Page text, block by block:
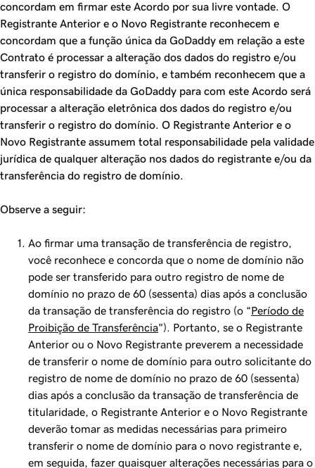
concordam em firmar este Acordo por sua livre vontade. O
Registrante Anterior e o Novo Registrante reconhecem e
concordam que a função única da GoDaddy em relação a este
Contrato é processar a alteração dos dados do registro e/ou
transferir o registro do domínio, e também reconhecem que a
única responsabilidade da GoDaddy para com este Acordo será
processar a alteração eletrônica dos dados do registro e/ou
transferir o registro do domínio. O Registrante Anterior e o
Novo Registrante assumem total responsabilidade pela validade
jurídica de qualquer alteração nos dados do registrante e/ou da
transferência do registro de domínio.
Observe a seguir:
Ao firmar uma transação de transferência de registro,
você reconhece e concorda que o nome de domínio não
pode ser transferido para outro registro de nome de
domínio no prazo de 60 (sessenta) dias após a conclusão
da transação de transferência do registro (o “Período de
Proibição de Transferência"). Portanto, se o Registrante
Anterior ou o Novo Registrante preverem a necessidade
de transferir o nome de domínio para outro solicitante do
registro de nome de domínio no prazo de 60 (sessenta)
dias após a conclusão da transação de transferência de
titularidade, o Registrante Anterior e o Novo Registrante
deverão tomar as medidas necessárias para primeiro
transferir o nome de domínio para o novo registrante e,
em seguida, fazer quaisquer alterações necessárias para o